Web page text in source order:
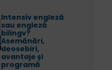
Intensiv engleză
sau engleză
bilingv?
Asemănări,
deosebiri,
avantaje și
programă